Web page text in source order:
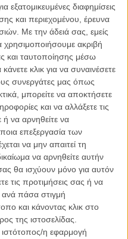
εξατομικευμένες διαφημίσεις
και περιεχομένου, έρευνα
Με την άδειά σας, εμείς
χρησιμοποιήσουμε ακριβή
και ταυτοποίησης μέσω
κλικ για να συναινέσετε
συνεργάτες μας όπως
μπορείτε να αποκτήσετε
και να αλλάξετε τις
ή να αρνηθείτε να
επεξεργασία των
να μην απαιτεί τη
να αρνηθείτε αυτήν
θα ισχύουν μόνο για αυτόν
τις προτιμήσεις σας ή να
πάσα στιγμή
και κάνοντας κλικ στο
της ιστοσελίδας.
η εφαρμογή
σε κόμικ του ίδιου του
στιγμές της
ολόκληρης γενιάς (το «Αrt
καλύτερα στην άκρη), αλλά
μισάνθρωπου που αλωνίζει
του ακόμα πιο μίζερους»
το άγγιγμα του Πέιν για να
μεγάλη οθόνη.
που θα υποδυθεί τον
απόψεις: «Νομίζω πως ο
ρόλο. Δεν ξέρω αν μπορούμε
για παράδειγμα. Αλλά ο
βρει τον τέλειο
έχει έτοιμο το σενάριο
να γίνεται πραγματικότητα,
του «Death Ray», του δικού